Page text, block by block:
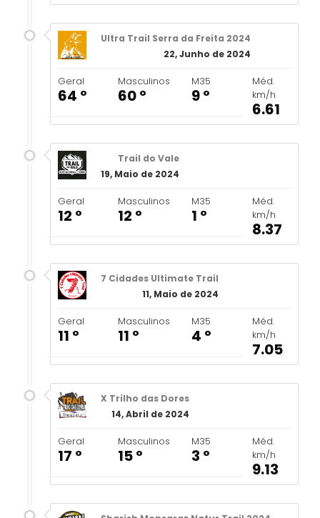
Ultra Trail Serra da Freita 2024
22, Junho de 2024
Geral
64 º
Masculinos
60 º
M35
9 º
Méd.
km/h
6.61
Trail do Vale
19, Maio de 2024
Geral
12 º
Masculinos
12 º
M35
1 º
Méd.
km/h
8.37
7 Cidades Ultimate Trail
11, Maio de 2024
Geral
11 º
Masculinos
11 º
M35
4 º
Méd.
km/h
7.05
X Trilho das Dores
14, Abril de 2024
Geral
17 º
Masculinos
15 º
M35
3 º
Méd.
km/h
9.13